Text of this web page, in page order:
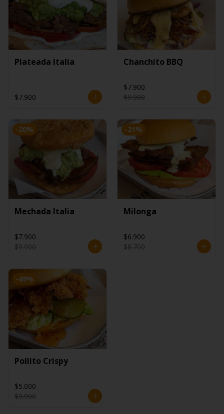
Plateada Italia
$7.900
Chanchito BBQ
$7.900
$9.900
-20%
Mechada Italia
$7.900
$9.900
-21%
Milonga
$6.900
$8.700
-49%
Pollito Crispy
$5.000
$9.900